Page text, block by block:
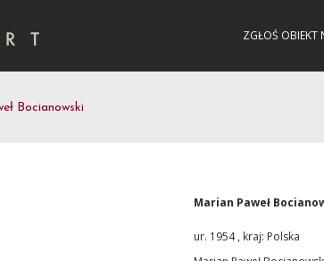
ZGŁOŚ OBIEKT
Bocianowski
Marian Paweł
ur. 1954 , kraj: Polska